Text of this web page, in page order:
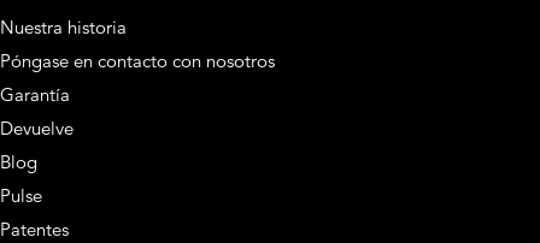
Nuestra historia
Póngase en contacto con nosotros
Garantía
Devuelve
Blog
Pulse
Patentes